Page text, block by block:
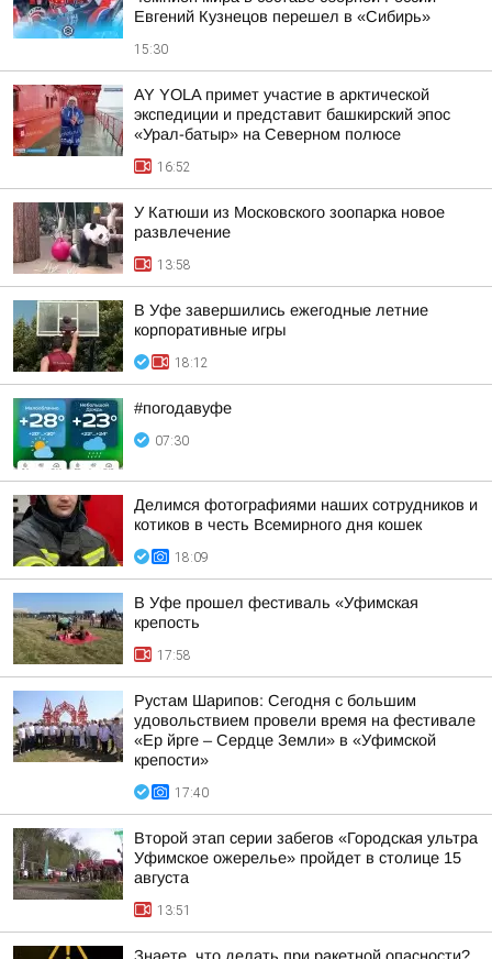
Евгений Кузнецов перешел в «Сибирь»
15:30
AY YOLA примет участие в арктической
экспедиции и представит башкирский эпос
«Урал-батыр» на Северном полюсе
16:52
У Катюши из Московского зоопарка новое
развлечение
13:58
В Уфе завершились ежегодные летние
корпоративные игры
18:12
#погодавуфе
07:30
Делимся фотографиями наших сотрудников и
котиков в честь Всемирного дня кошек
18:09
В Уфе прошел фестиваль «Уфимская
крепость
17:58
Рустам Шарипов: Сегодня с большим
удовольствием провели время на фестивале
«Ер йрге – Сердце Земли» в «Уфимской
крепости»
17:40
Второй этап серии забегов «Городская ультра
Уфимское ожерелье» пройдет в столице 15
августа
13:51